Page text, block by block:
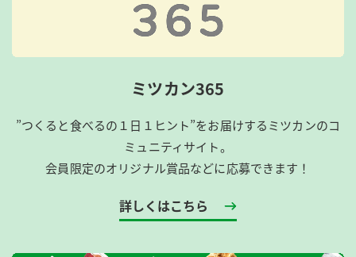
ミツカン365
”つくると食べるの１日１ヒント”をお届けするミツカンのコ
ミュニティサイト。
会員限定のオリジナル賞品などに応募できます！
詳しくはこちら